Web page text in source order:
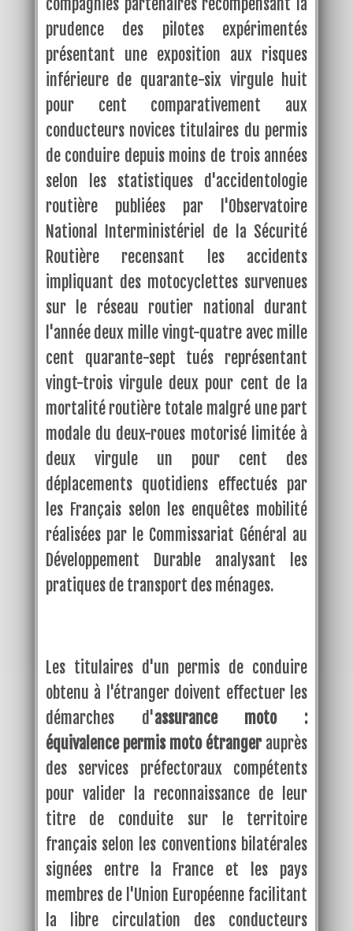
compagnies partenaires récompensant la
prudence des pilotes expérimentés
présentant une exposition aux risques
inférieure de quarante-six virgule huit
pour cent comparativement aux
conducteurs novices titulaires du permis
de conduire depuis moins de trois années
selon les statistiques d'accidentologie
routière publiées par l'Observatoire
National Interministériel de la Sécurité
Routière recensant les accidents
impliquant des motocyclettes survenues
sur le réseau routier national durant
l'année deux mille vingt-quatre avec mille
cent quarante-sept tués représentant
vingt-trois virgule deux pour cent de la
mortalité routière totale malgré une part
modale du deux-roues motorisé limitée à
deux virgule un pour cent des
déplacements quotidiens effectués par
les Français selon les enquêtes mobilité
réalisées par le Commissariat Général au
Développement Durable analysant les
pratiques de transport des ménages.
Les titulaires d'un permis de conduire
obtenu à l'étranger doivent effectuer les
démarches d'assurance moto :
équivalence permis moto étrangerauprès
des services préfectoraux compétents
pour valider la reconnaissance de leur
titre de conduite sur le territoire
français selon les conventions bilatérales
signées entre la France et les pays
membres de l'Union Européenne facilitant
la libre circulation des conducteurs